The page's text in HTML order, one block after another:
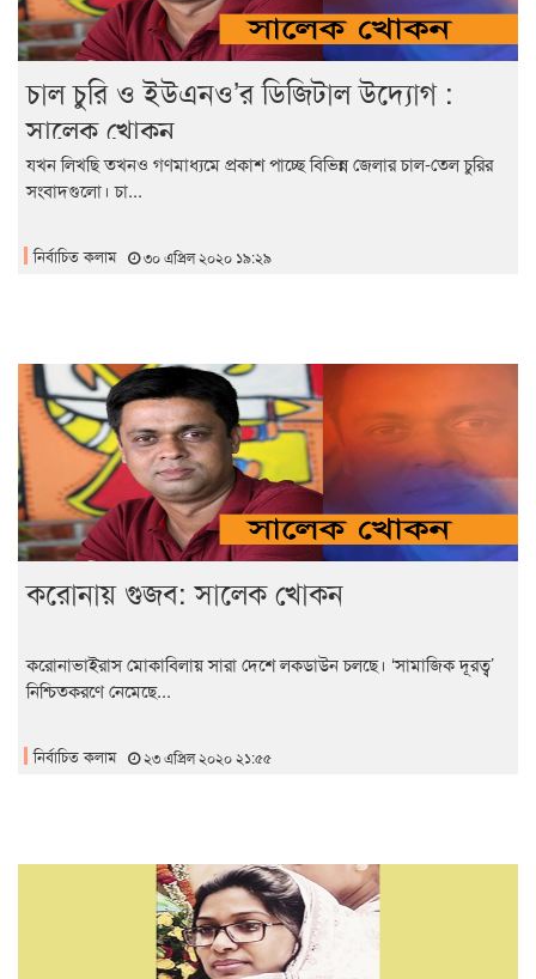
চাল চুরি ও ইউএনও’র ডিজিটাল উদ্যোগ :
সালেক খোকন
যখন লিখছি তখনও গণমাধ্যমে প্রকাশ পাচ্ছে বিভিন্ন জেলার চাল-তেল চুরির
সংবাদগুলো। চা...
নির্বাচিত কলাম ৩০ এপ্রিল ২০২০ ১৯:২৯
করোনায় গুজব: সালেক খোকন
করোনাভাইরাস মোকাবিলায় সারা দেশে লকডাউন চলছে। ‘সামাজিক দূরত্ব’
নিশ্চিতকরণে নেমেছে...
নির্বাচিত কলাম ২৩ এপ্রিল ২০২০ ২১:৫৫